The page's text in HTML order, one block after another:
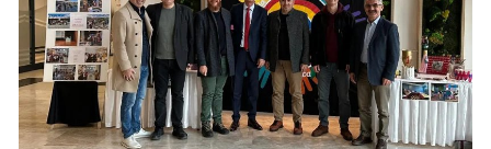
Kırklareli
Kırşehir
Kocaeli